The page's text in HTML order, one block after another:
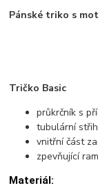
Pánské triko s
Tričko Basic
průkrčník s
tubulární střih
vnitřní část
zpevňující
Materiál: